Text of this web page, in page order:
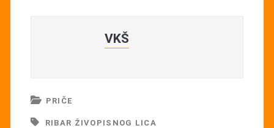
VKŠ
PRIČE
RIBAR ŽIVOPISNOG LICA